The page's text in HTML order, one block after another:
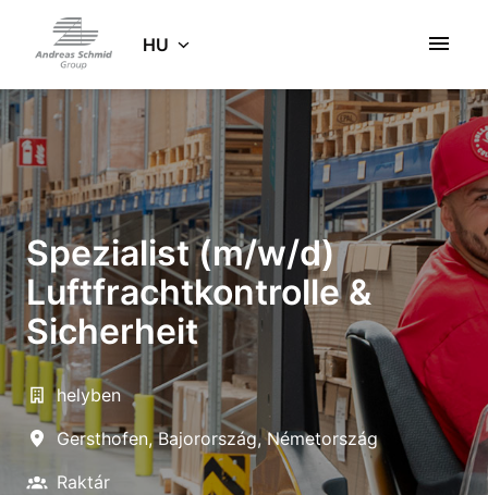
tartalomhoz
Kezdőlap HU
Spezialist (m/w/d)
Luftfrachtkontrolle &
Sicherheit
helyben
Gersthofen, Bajorország, Németország
Raktár